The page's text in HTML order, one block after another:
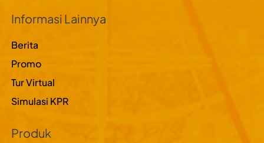
Informasi Lainnya
Berita
Promo
Tur Virtual
Simulasi KPR
Produk